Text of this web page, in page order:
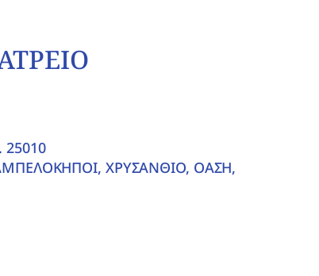
ΑΜΠΕΛΟΚΗΠΟΙ, ΧΡΥΣΑΝΘΙΟ, ΟΑΣΗ,